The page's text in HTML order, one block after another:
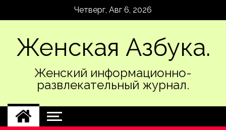
Четверг, Авг 6, 2026
Женская Азбука.
Женский информационно-
развлекательный журнал.